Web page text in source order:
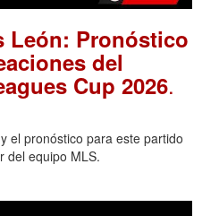
León: Pronóstico
del
Cup 2026.
el pronóstico para este partido
del equipo MLS.